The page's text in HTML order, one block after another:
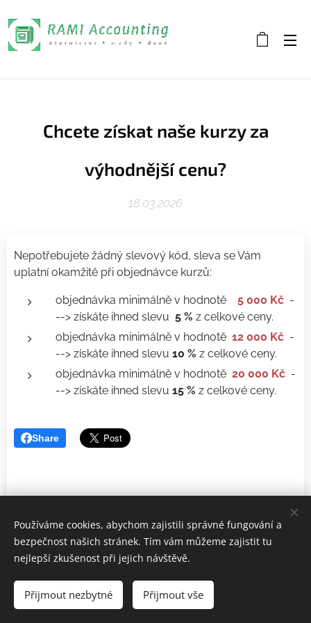
Chcete získat naše kurzy za
výhodnější cenu?
18.03.2026
Nepotřebujete žádný slevový kód, sleva se Vám
uplatní okamžitě při objednávce kurzů:
objednávka minimálně v hodnotě 5 000 Kč -
--> získáte ihned slevu 5 % z celkové ceny.
objednávka minimálně v hodnotě 12 000 Kč -
--> získáte ihned slevu 10 % z celkové ceny.
objednávka minimálně v hodnotě 20 000 Kč -
--> získáte ihned slevu 15 % z celkové ceny.
Share
RAMI Accounting s.r.o.| Přípravíme Vás do praxe
Aktualizace stránek 18. 03. 2026
Používáme cookies, abychom zajistili správné fungování a
bezpečnost našich stránek. Tím vám můžeme zajistit tu
nejlepší zkušenost při jejich návštěvě.
Přijmout nezbytné Přijmout vše